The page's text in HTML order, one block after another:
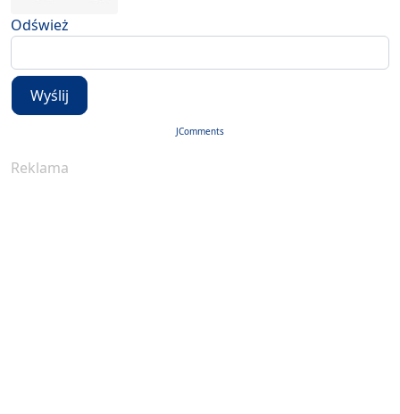
Odśwież
Wyślij
JComments
Reklama